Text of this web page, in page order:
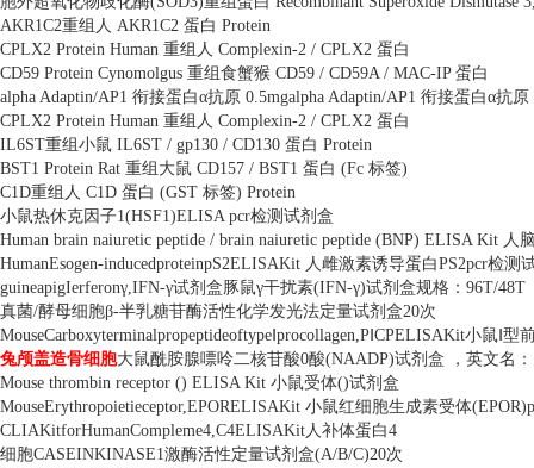
AKR1C2重组人 AKR1C2 蛋白 Protein
CPLX2 Protein Human 重组人 Complexin-2 / CPLX2 蛋白
CD59 Protein Cynomolgus 重组食蟹猴 CD59 / CD59A / MAC-IP 蛋白
alpha Adaptin/AP1 衔接蛋白α抗原 0.5mgalpha Adaptin/AP1 衔接蛋白α抗原
CPLX2 Protein Human 重组人 Complexin-2 / CPLX2 蛋白
IL6ST重组小鼠 IL6ST / gp130 / CD130 蛋白 Protein
BST1 Protein Rat 重组大鼠 CD157 / BST1 蛋白 (Fc 标签)
C1D重组人 C1D 蛋白 (GST 标签) Protein
小鼠热休克因子1(HSF1)ELISA pcr检测试剂盒
Human brain naiuretic peptide / brain naiuretic peptide (BNP) ELISA Kit 人
HumanEsogen-inducedproteinpS2ELISAKit 人雌激素诱导蛋白PS2pcr检测
guineapigIerferonγ,IFN-γ试剂盒豚鼠γ干扰素(IFN-γ)试剂盒规格： 96T/48T
真菌/酵母细胞β-半乳糖苷酶活性化学发光法定量试剂盒20次
MouseCarboxyterminalpropeptideoftype procollagen,P CPELISAKit小鼠Ⅰ型
兔颅盖造骨细胞大鼠酰胺腺嘌呤二核苷酸0酸(NAADP)试剂盒 ，英文名：
Mouse thrombin receptor () ELISA Kit 小鼠受体()试剂盒
MouseErythropoietieceptor,EPORELISAKit 小鼠红细胞生成素受体
CLIAKitforHumanCompleme4,C4ELISAKit人补体蛋白4
细胞CASEINKINASE1激酶活性定量试剂盒(A/B/C)20次